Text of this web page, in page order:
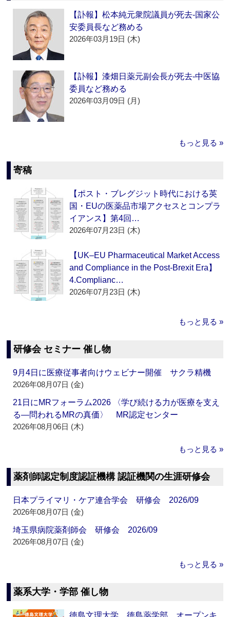
【訃報】松本純元衆院議員が死去‐国家公
安委員長など務める
2026年03月19日 (木)
【訃報】漆畑日薬元副会長が死去‐中医協
委員など務める
2026年03月09日 (月)
もっと見る »
寄稿
【ポスト・ブレグジット時代における英
国・EUの医薬品市場アクセスとコンプラ
イアンス】第4回…
2026年07月23日 (木)
【UK–EU Pharmaceutical Market Access
and Compliance in the Post-Brexit Era】
4.Complianc…
2026年07月23日 (木)
もっと見る »
研修会 セミナー 催し物
9月4日に医療従事者向けウェビナー開催 サクラ精機
2026年08月07日 (金)
21日にMRフォーラム2026 〈学び続ける力が医療を支え
る―問われるMRの真価〉 MR認定センター
2026年08月06日 (木)
もっと見る »
薬剤師認定制度認証機構 認証機関の生涯研修会
日本プライマリ・ケア連合学会 研修会 2026/09
2026年08月07日 (金)
埼玉県病院薬剤師会 研修会 2026/09
2026年08月07日 (金)
もっと見る »
薬系大学・学部 催し物